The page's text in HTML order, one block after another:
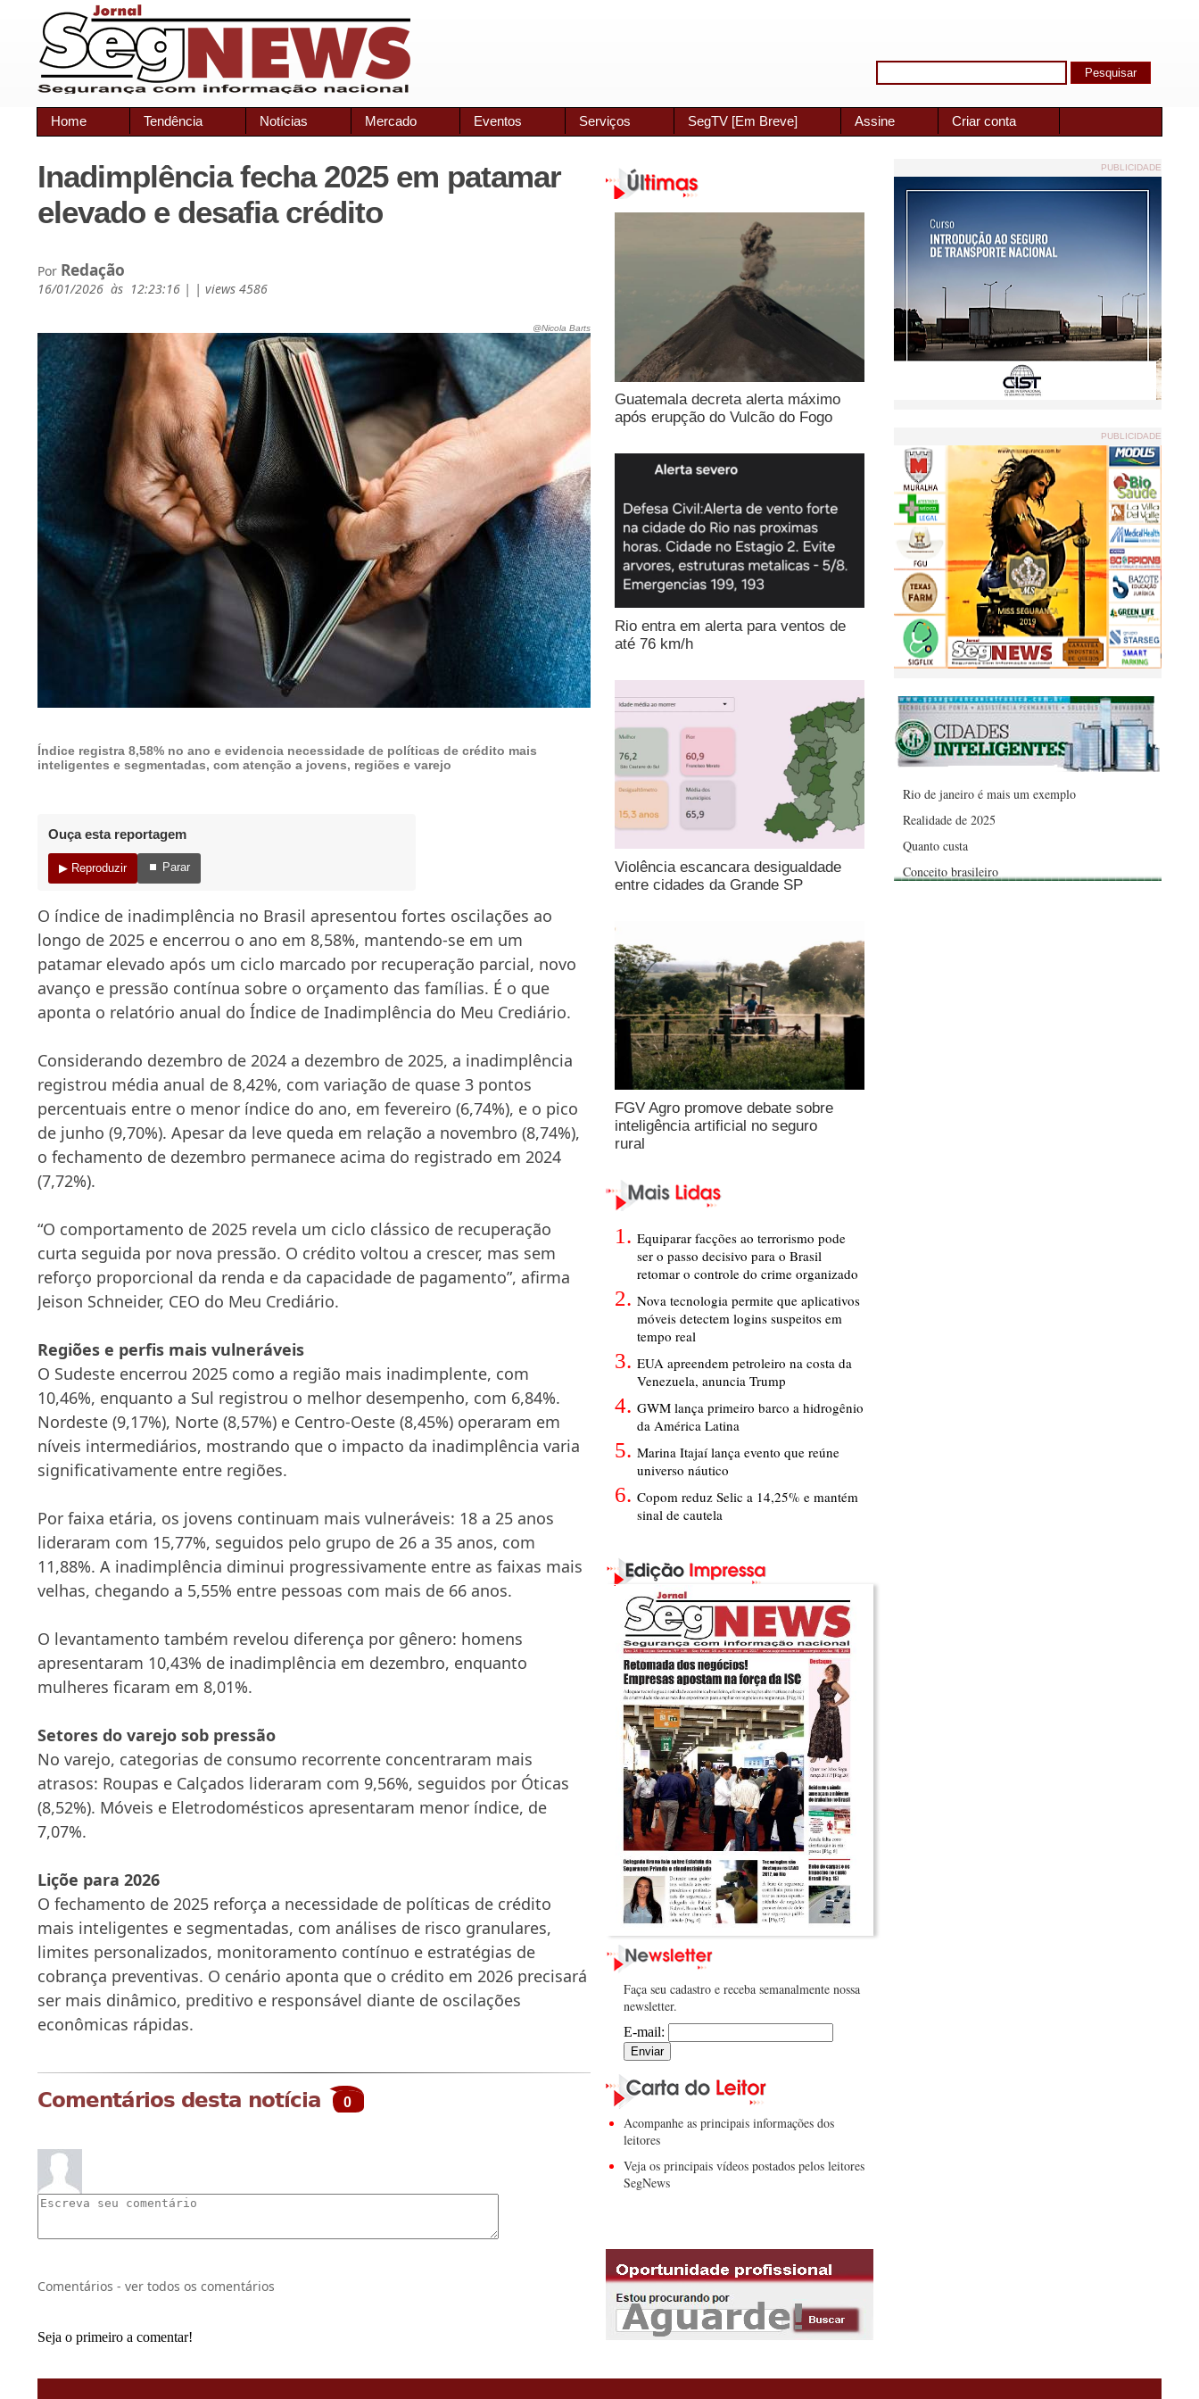
Home Tendência Notícias Mercado Eventos Serviços SegTV [Em Breve] Assine Criar conta
Inadimplência fecha 2025 em patamar
elevado e desafia crédito
Por Redação
16/01/2026 às 12:23:16 | | views 4586
@Nicola Barts
Índice registra 8,58% no ano e evidencia necessidade de políticas de crédito mais
inteligentes e segmentadas, com atenção a jovens, regiões e varejo
Ouça esta reportagem
▶ Reproduzir ⏹ Parar
O índice de inadimplência no Brasil apresentou fortes oscilações ao
longo de 2025 e encerrou o ano em 8,58%, mantendo-se em um
patamar elevado após um ciclo marcado por recuperação parcial, novo
avanço e pressão contínua sobre o orçamento das famílias. É o que
aponta o relatório anual do Índice de Inadimplência do Meu Crediário.
Considerando dezembro de 2024 a dezembro de 2025, a inadimplência
registrou média anual de 8,42%, com variação de quase 3 pontos
percentuais entre o menor índice do ano, em fevereiro (6,74%), e o pico
de junho (9,70%). Apesar da leve queda em relação a novembro (8,74%),
o fechamento de dezembro permanece acima do registrado em 2024
(7,72%).
“O comportamento de 2025 revela um ciclo clássico de recuperação
curta seguida por nova pressão. O crédito voltou a crescer, mas sem
reforço proporcional da renda e da capacidade de pagamento”, afirma
Jeison Schneider, CEO do Meu Crediário.
Regiões e perfis mais vulneráveis
O Sudeste encerrou 2025 como a região mais inadimplente, com
10,46%, enquanto a Sul registrou o melhor desempenho, com 6,84%.
Nordeste (9,17%), Norte (8,57%) e Centro-Oeste (8,45%) operaram em
níveis intermediários, mostrando que o impacto da inadimplência varia
significativamente entre regiões.
Por faixa etária, os jovens continuam mais vulneráveis: 18 a 25 anos
lideraram com 15,77%, seguidos pelo grupo de 26 a 35 anos, com
11,88%. A inadimplência diminui progressivamente entre as faixas mais
velhas, chegando a 5,55% entre pessoas com mais de 66 anos.
O levantamento também revelou diferença por gênero: homens
apresentaram 10,43% de inadimplência em dezembro, enquanto
mulheres ficaram em 8,01%.
Setores do varejo sob pressão
No varejo, categorias de consumo recorrente concentraram mais
atrasos: Roupas e Calçados lideraram com 9,56%, seguidos por Óticas
(8,52%). Móveis e Eletrodomésticos apresentaram menor índice, de
7,07%.
Liçõe para 2026
O fechamento de 2025 reforça a necessidade de políticas de crédito
mais inteligentes e segmentadas, com análises de risco granulares,
limites personalizados, monitoramento contínuo e estratégias de
cobrança preventivas. O cenário aponta que o crédito em 2026 precisará
ser mais dinâmico, preditivo e responsável diante de oscilações
econômicas rápidas.
Comentários desta notícia 0
Comentários - ver todos os comentários
Seja o primeiro a comentar!
Guatemala decreta alerta máximo
após erupção do Vulcão do Fogo
Rio entra em alerta para ventos de
até 76 km/h
Violência escancara desigualdade
entre cidades da Grande SP
FGV Agro promove debate sobre
inteligência artificial no seguro
rural
Equiparar facções ao terrorismo pode
ser o passo decisivo para o Brasil
retomar o controle do crime organizado
Nova tecnologia permite que aplicativos
móveis detectem logins suspeitos em
tempo real
EUA apreendem petroleiro na costa da
Venezuela, anuncia Trump
GWM lança primeiro barco a hidrogênio
da América Latina
Marina Itajaí lança evento que reúne
universo náutico
Copom reduz Selic a 14,25% e mantém
sinal de cautela
Faça seu cadastro e receba semanalmente nossa
newsletter.
E-mail:
Acompanhe as principais informações dos
leitores
Veja os principais vídeos postados pelos leitores
SegNews
PUBLICIDADE
PUBLICIDADE
Rio de janeiro é mais um exemplo
Realidade de 2025
Quanto custa
Conceito brasileiro